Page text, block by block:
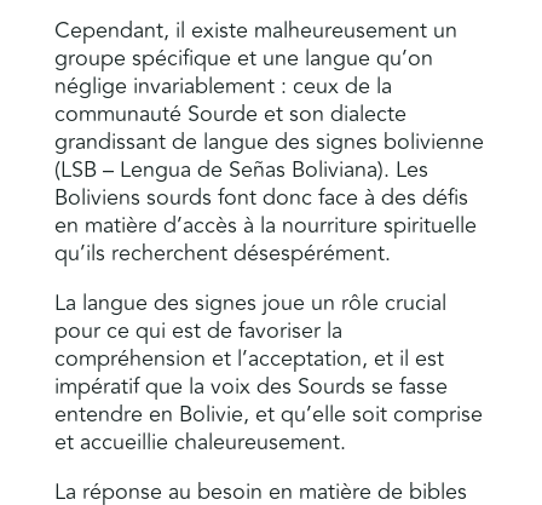
Cependant, il existe malheureusement un
groupe spécifique et une langue qu’on
néglige invariablement : ceux de la
communauté Sourde et son dialecte
grandissant de langue des signes bolivienne
(LSB – Lengua de Señas Boliviana). Les
Boliviens sourds font donc face à des défis
en matière d’accès à la nourriture spirituelle
qu’ils recherchent désespérément.
La langue des signes joue un rôle crucial
pour ce qui est de favoriser la
compréhension et l’acceptation, et il est
impératif que la voix des Sourds se fasse
entendre en Bolivie, et qu’elle soit comprise
et accueillie chaleureusement.
La réponse au besoin en matière de bibles